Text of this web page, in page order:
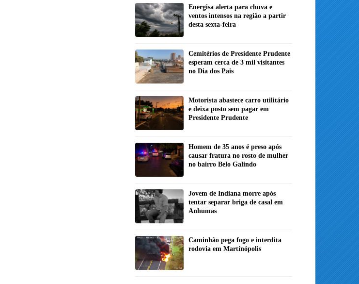
Energisa alerta para chuva e
ventos intensos na região a partir
desta sexta-feira
Cemitérios de Presidente Prudente
esperam cerca de 3 mil visitantes
no Dia dos Pais
Motorista abastece carro utilitário
e deixa posto sem pagar em
Presidente Prudente
Homem de 35 anos é preso após
causar fratura no rosto de mulher
no bairro Belo Galindo
Jovem de Indiana morre após
tentar separar briga de casal em
Anhumas
Caminhão pega fogo e interdita
rodovia em Martinópolis